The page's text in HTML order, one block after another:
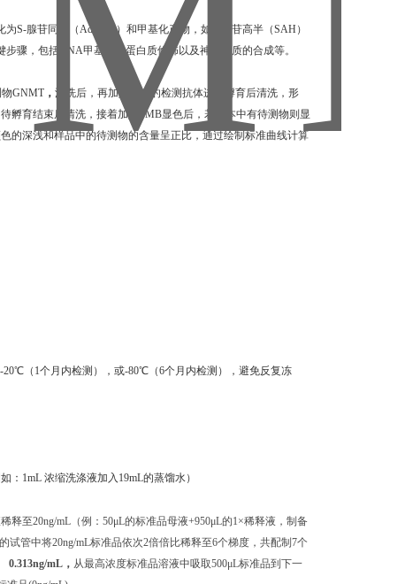
S-腺苷同型（AdoHcy）和甲基化产物，如S-腺苷高半（SAH）
骤，包括DNA甲基化、蛋白质修饰以及神经递质的合成等。
GNMT ， 清洗后，再加入标记的检测抗体进行孵育后清洗，形
孵育结束后清洗，接着加入TMB显色后，若样本中有待测物则显
的深浅和样品中的待测物的含量呈正比，通过绘制标准曲线计算
（1个月内检测），或-80℃（6个月内检测），避免反复冻
1mL 浓缩洗涤液加入19mL的蒸馏水）
释至20ng/mL（例：50μL的标准品母液+950μL的1×稀释液，制备
试管中将20ng/mL标准品依次2倍倍比稀释至6个梯度，共配制7个
0.313ng/mL， 从最高浓度标准品溶液中吸取500μL标准品到下一